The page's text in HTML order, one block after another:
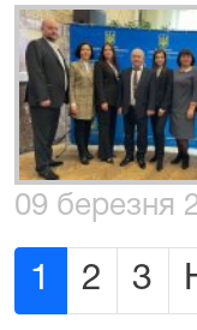
09 березня
1 2 3